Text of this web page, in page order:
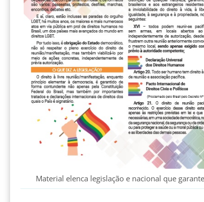
Material elenca legislação e nacional que